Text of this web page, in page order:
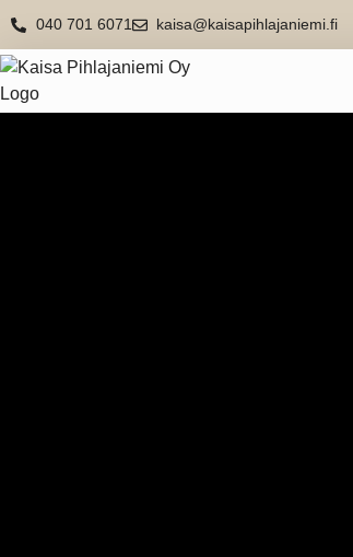
040 701 6071 kaisa@kaisapihlajaniemi.fi